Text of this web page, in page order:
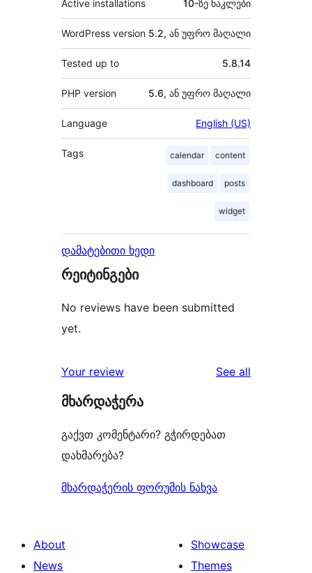
Active installations 10-ზე ნაკლები
WordPress version 5.2, ან უფრო მაღალი
Tested up to 5.8.14
PHP version 5.6, ან უფრო მაღალი
Language English (US)
Tags calendar content
dashboard posts
widget
დამატებითი ხედი
რეიტინგები
No reviews have been submitted
yet.
Your review See all
მხარდაჭერა
გაქვთ კომენტარი? გჭირდებათ
დახმარება?
მხარდაჭერის ფორუმის ნახვა
About
News
Showcase
Themes